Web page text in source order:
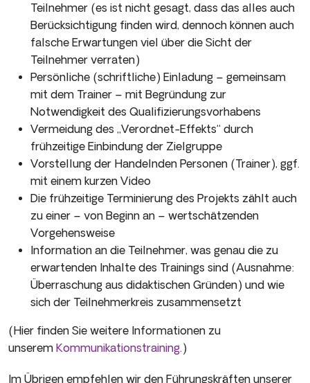
Teilnehmer (es ist nicht gesagt, dass das alles auch
Berücksichtigung finden wird, dennoch können auch
falsche Erwartungen viel über die Sicht der
Teilnehmer verraten)
Persönliche (schriftliche) Einladung – gemeinsam
mit dem Trainer – mit Begründung zur
Notwendigkeit des Qualifizierungsvorhabens
Vermeidung des „Verordnet-Effekts“ durch
frühzeitige Einbindung der Zielgruppe
Vorstellung der Handelnden Personen (Trainer), ggf.
mit einem kurzen Video
Die frühzeitige Terminierung des Projekts zählt auch
zu einer – von Beginn an – wertschätzenden
Vorgehensweise
Information an die Teilnehmer, was genau die zu
erwartenden Inhalte des Trainings sind (Ausnahme:
Überraschung aus didaktischen Gründen) und wie
sich der Teilnehmerkreis zusammensetzt
(Hier finden Sie weitere Informationen zu
unserem Kommunikationstraining.)
Im Übrigen empfehlen wir den Führungskräften unserer